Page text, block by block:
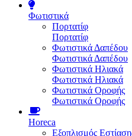
Φωτιστικά
Πορτατίφ
Πορτατίφ
Φωτιστικά Δαπέδου
Φωτιστικά Δαπέδου
Φωτιστικά Ηλιακά
Φωτιστικά Ηλιακά
Φωτιστικά Οροφής
Φωτιστικά Οροφής
Horeca
Εξοπλισμός